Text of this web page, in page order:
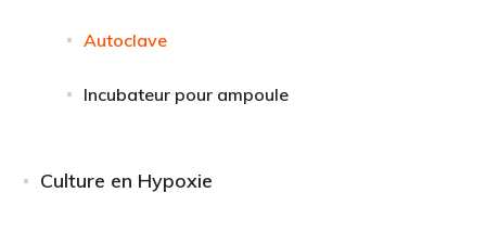
Autoclave
Incubateur pour ampoule
Culture en Hypoxie